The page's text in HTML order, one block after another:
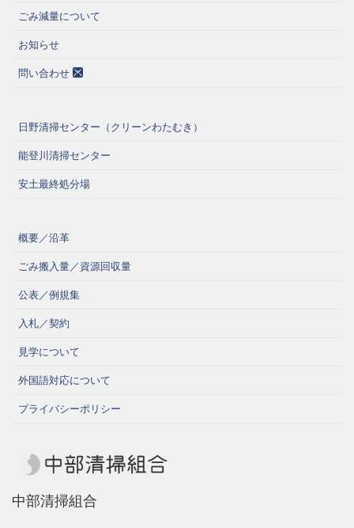
ごみ減量について
お知らせ
問い合わせ
日野清掃センター（クリーンわたむき）
能登川清掃センター
安土最終処分場
概要／沿革
ごみ搬入量／資源回収量
公表／例規集
入札／契約
見学について
外国語対応について
プライバシーポリシー
中部清掃組合